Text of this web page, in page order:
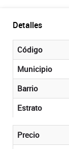
Detalles
Código
Municipio
Barrio
Estrato
Precio